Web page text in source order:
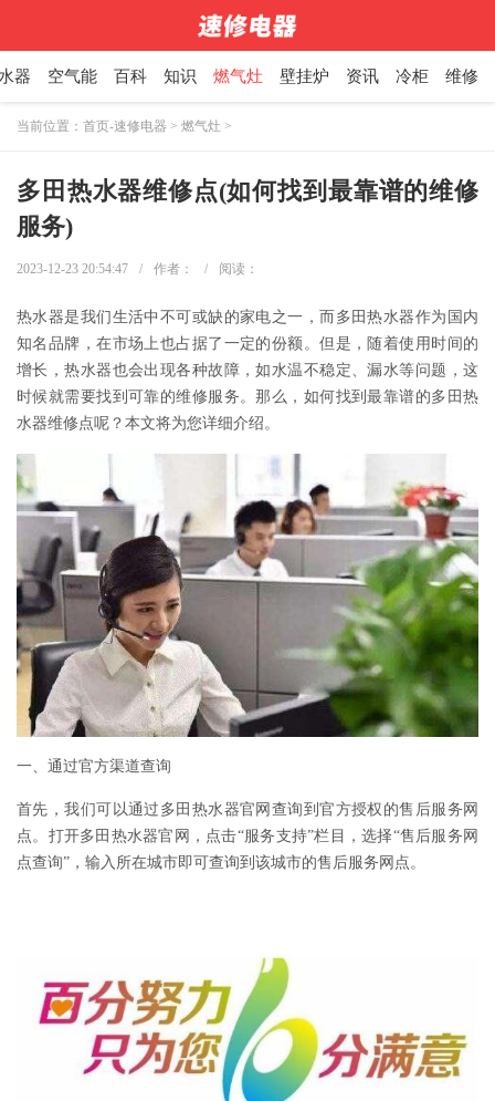
器 空气能 百科 知识 燃气灶 壁挂炉 资讯 冷柜 维修
当前位置： 首页-速修电器 > 燃气灶 >
多田热水器维修点(如何找到最靠谱的维修
服务)
2023-12-23 20:54:47 / 作者： / 阅读：
热水器是我们生活中不可或缺的家电之一，而多田热水器作为国内
知名品牌，在市场上也占据了一定的份额。但是，随着使用时间的
增长，热水器也会出现各种故障，如水温不稳定、漏水等问题，这
时候就需要找到可靠的维修服务。那么，如何找到最靠谱的多田热
水器维修点呢？本文将为您详细介绍。
一、通过官方渠道查询
首先，我们可以通过多田热水器官网查询到官方授权的售后服务网
点。打开多田热水器官网，点击“服务支持”栏目，选择“售后服务网
点查询”，输入所在城市即可查询到该城市的售后服务网点。